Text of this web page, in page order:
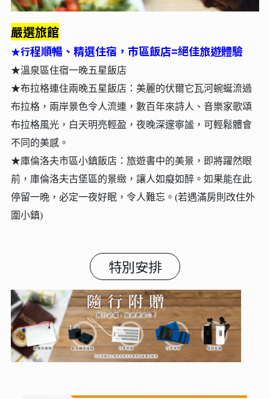
嚴選旅館
★行程順暢、精選住宿，市區飯店=絕佳旅遊體驗
★溫泉區住宿一晚五星飯店
★布拉格連住兩晚五星飯店： 美麗的伏爾它瓦河蜿蜒流過
布拉格，兩岸景色令人流連，數百年來詩人、音樂家歌頌
布拉格風光，白天明亮輕盈，夜晚深邃寧謐，可輕鬆體會
不同的美感。
★庫倫洛夫市區小鎮飯店：旅遊書中的美景，即將躍然眼
前，庫倫洛夫古堡區的景緻，讓人如癡如醉。如果能在此
停留一晩，必定一夜好眠，令人難忘。(若遇滿房則改住外
圍小鎮)
特別安排